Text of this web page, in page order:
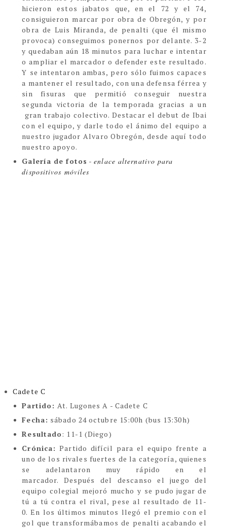
hicieron estos jabatos que, en el 72 y el 74,
consiguieron marcar por obra de Obregón, y por
obra de Luis Miranda, de penalti (que él mismo
provoca) conseguimos ponernos por delante. 3-2
y quedaban aún 18 minutos para luchar e intentar
o ampliar el marcador o defender este resultado.
Y se intentaron ambas, pero sólo fuimos capaces
a mantener el resultado, con una defensa férrea y
sin fisuras que permitió conseguir nuestra
segunda victoria de la temporada gracias a un
gran trabajo colectivo. Destacar el debut de Ibai
con el equipo, y darle todo el ánimo del equipo a
nuestro jugador Alvaro Obregón, desde aquí todo
nuestro apoyo.
Galería de fotos -enlace alternativo para
dispositivos móviles
Cadete C
Partido:At. Lugones A - Cadete C
Fecha: sábado 24 octubre 15:00h (bus 13:30h)
Resultado: 11-1 (Diego)
Crónica: Partido difícil para el equipo frente a
uno de los rivales fuertes de la categoría, quienes
se adelantaron muy rápido en el
marcador. Después del descanso el juego del
equipo colegial mejoró mucho y se pudo jugar de
tú a tú contra el rival, pese al resultado de 11-
0. En los últimos minutos llegó el premio con el
gol que transformábamos de penalti acabando el